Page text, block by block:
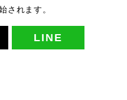
されます。
LINE